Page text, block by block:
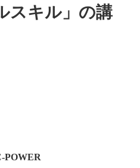
スキル」の講
POWER